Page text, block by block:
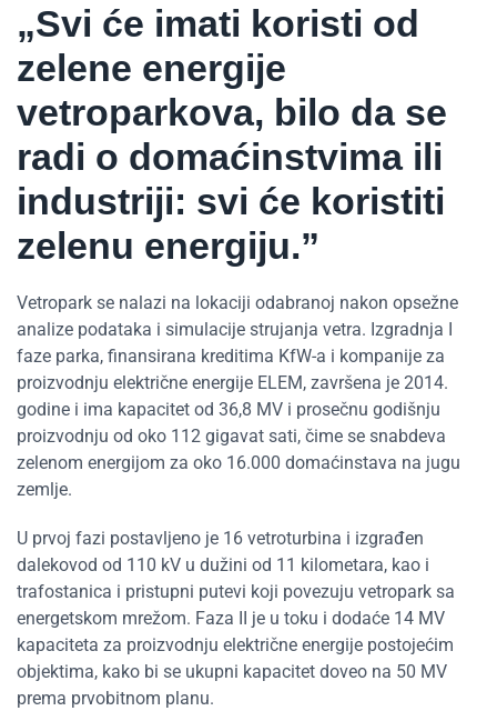
„Svi će imati koristi od
zelene energije
vetroparkova, bilo da se
radi o domaćinstvima ili
industriji: svi će koristiti
zelenu energiju.”
Vetropark se nalazi na lokaciji odabranoj nakon opsežne
analize podataka i simulacije strujanja vetra. Izgradnja I
faze parka, finansirana kreditima KfW-a i kompanije za
proizvodnju električne energije ELEM, završena je 2014.
godine i ima kapacitet od 36,8 MV i prosečnu godišnju
proizvodnju od oko 112 gigavat sati, čime se snabdeva
zelenom energijom za oko 16.000 domaćinstava na jugu
zemlje.
U prvoj fazi postavljeno je 16 vetroturbina i izgrađen
dalekovod od 110 kV u dužini od 11 kilometara, kao i
trafostanica i pristupni putevi koji povezuju vetropark sa
energetskom mrežom. Faza II je u toku i dodaće 14 MV
kapaciteta za proizvodnju električne energije postojećim
objektima, kako bi se ukupni kapacitet doveo na 50 MV
prema prvobitnom planu.